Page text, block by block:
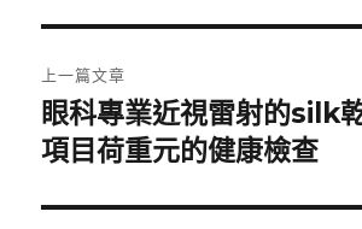
章
導
覽
上一篇文章
上
一
文
眼科專業近視雷射的silk
項目荷重元的健康檢查